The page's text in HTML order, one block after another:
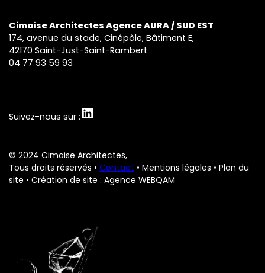
Cimaise Architectes Agence AURA / SUD EST
174, avenue du stade, Cinépôle, Bâtiment E,
42170 Saint-Just-Saint-Rambert
04 77 93 59 93
Suivez-nous sur : LinkedIn
© 2024 Cimaise Architectes,
Tous droits réservés • Contact • Mentions légales • Plan du
site • Création de site : Agence WEBQAM